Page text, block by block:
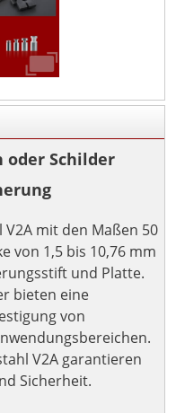
Schilder
mit den Maßen 50
von 1,5 bis 10,76 mm
und Platte.
bieten eine
von
V2A garantieren
Sicherheit.